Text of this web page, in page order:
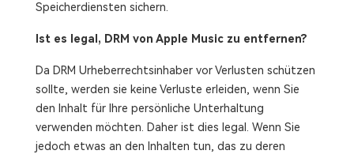
Speicherdiensten sichern.
Ist es legal, DRM von Apple Music zu entfernen?
Da DRM Urheberrechtsinhaber vor Verlusten schützen
sollte, werden sie keine Verluste erleiden, wenn Sie
den Inhalt für Ihre persönliche Unterhaltung
verwenden möchten. Daher ist dies legal. Wenn Sie
jedoch etwas an den Inhalten tun, das zu deren